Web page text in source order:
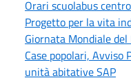
Orari scuolabus
Progetto per la vita
Giornata Mondiale del
Case popolari, Avviso
unità abitative SAP